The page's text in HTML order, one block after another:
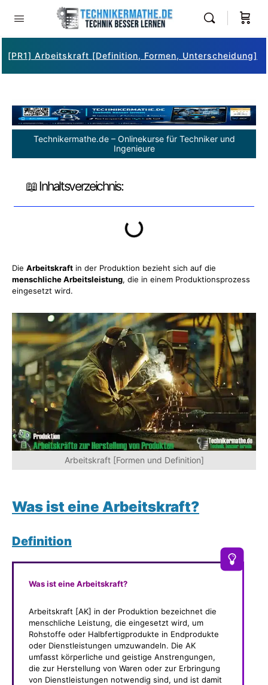
[PR1] Arbeitskraft [Definition, Formen, Unterscheidung]
Technikermathe.de – Onlinekurse für Techniker und
Ingenieure
📖 Inhaltsverzeichnis:
Die Arbeitskraft in der Produktion bezieht sich auf die
menschliche Arbeitsleistung, die in einem Produktionsprozess
eingesetzt wird.
Arbeitskraft [Formen und Definition]
Was ist eine Arbeitskraft?
Definition
Was ist eine Arbeitskraft?
Arbeitskraft [AK] in der Produktion bezeichnet die
menschliche Leistung, die eingesetzt wird, um
Rohstoffe oder Halbfertigprodukte in Endprodukte
oder Dienstleistungen umzuwandeln. Die AK
umfasst körperliche und geistige Anstrengungen,
die zur Herstellung von Waren oder zur Erbringung
von Dienstleistungen notwendig sind, und ist damit